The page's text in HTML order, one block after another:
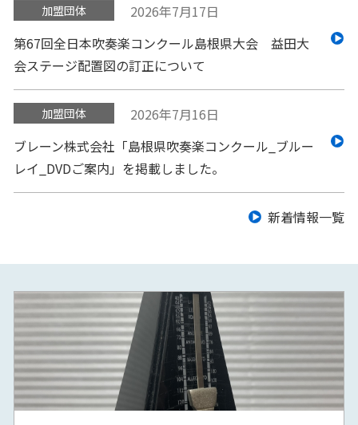
加盟団体
2026年7月17日
第67回全日本吹奏楽コンクール島根県大会 益田大
会ステージ配置図の訂正について
加盟団体
2026年7月16日
ブレーン株式会社「島根県吹奏楽コンクール_ブルー
レイ_DVDご案内」を掲載しました。
新着情報一覧